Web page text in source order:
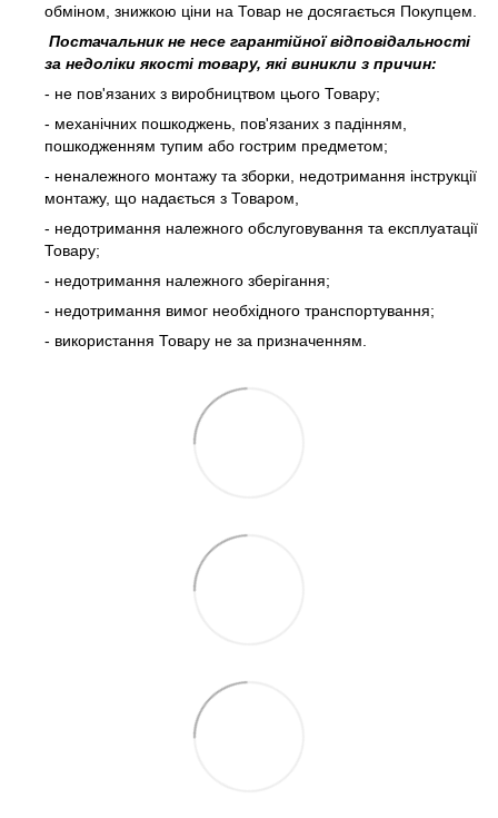
обміном, знижкою ціни на Товар не досягається Покупцем.
Постачальник не несе гарантійної відповідальності
за недоліки якості товару, які виникли з причин:
- не пов'язаних з виробництвом цього Товару;
- механічних пошкоджень, пов'язаних з падінням,
пошкодженням тупим або гострим предметом;
- неналежного монтажу та зборки, недотримання інструкції
монтажу, що надається з Товаром,
- недотримання належного обслуговування та експлуатації
Товару;
- недотримання належного зберігання;
- недотримання вимог необхідного транспортування;
- використання Товару не за призначенням.